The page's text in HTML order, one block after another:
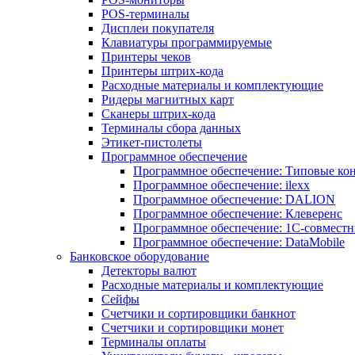
POS-терминалы
Дисплеи покупателя
Клавиатуры программируемые
Принтеры чеков
Принтеры штрих-кода
Расходные материалы и комплектующие
Ридеры магнитных карт
Сканеры штрих-кода
Терминалы сбора данных
Этикет-пистолеты
Программное обеспечение
Программное обеспечение: Типовые
Программное обеспечение: ilexx
Программное обеспечение: DALION
Программное обеспечение: Клеверенс
Программное обеспечение: 1С-
Программное обеспечение: DataMobile
Банковское оборудование
Детекторы валют
Расходные материалы и комплектующие
Сейфы
Счетчики и сортировщики банкнот
Счетчики и сортировщики монет
Терминалы оплаты